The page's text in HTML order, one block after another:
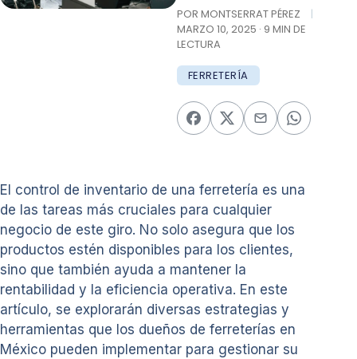
POR MONTSERRAT PÉREZ
|
MARZO 10, 2025 · 9 MIN DE
LECTURA
FERRETERÍA
El control de inventario de una ferretería es una
de las tareas más cruciales para cualquier
negocio de este giro. No solo asegura que los
productos estén disponibles para los clientes,
sino que también ayuda a mantener la
rentabilidad y la eficiencia operativa. En este
artículo, se explorarán diversas estrategias y
herramientas que los dueños de ferreterías en
México pueden implementar para gestionar su